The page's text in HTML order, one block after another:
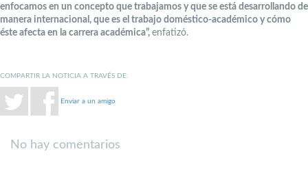
enfocamos en un concepto que trabajamos y que se está desarrollando de
manera internacional, que es el trabajo doméstico-académico y cómo
éste afecta en la carrera académica”, enfatizó.
COMPARTIR LA NOTICIA A TRAVÉS DE:
Enviar a un amigo
No hay comentarios